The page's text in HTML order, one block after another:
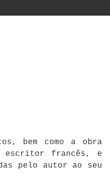
bem como a obra
escritor francês, e
pelo autor ao seu